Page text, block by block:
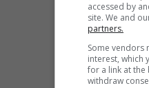
accessed by
site. We and
partners.
Some vendors
interest, which
for a link at
withdraw